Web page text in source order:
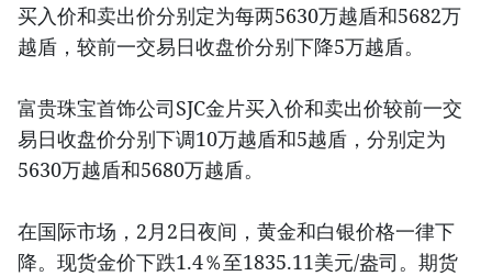
买入价和卖出价分别定为每两5630万越盾和5682万
越盾，较前一交易日收盘价分别下降5万越盾。
富贵珠宝首饰公司SJC金片买入价和卖出价较前一交
易日收盘价分别下调10万越盾和5越盾，分别定为
5630万越盾和5680万越盾。
在国际市场，2月2日夜间，黄金和白银价格一律下
降。现货金价下跌1.4％至1835.11美元/盎司。期货